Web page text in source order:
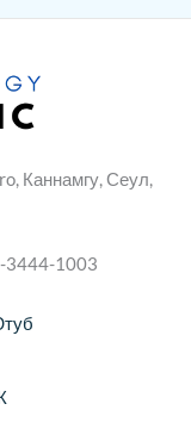
Каннамгу, Сеул,
3444-1003